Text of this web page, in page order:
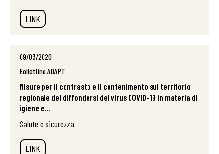
LINK
09/03/2020
Bollettino ADAPT
Misure per il contrasto e il contenimento sul territorio
regionale del diffondersi del virus COVID-19 in materia di
igiene e...
Salute e sicurezza
LINK